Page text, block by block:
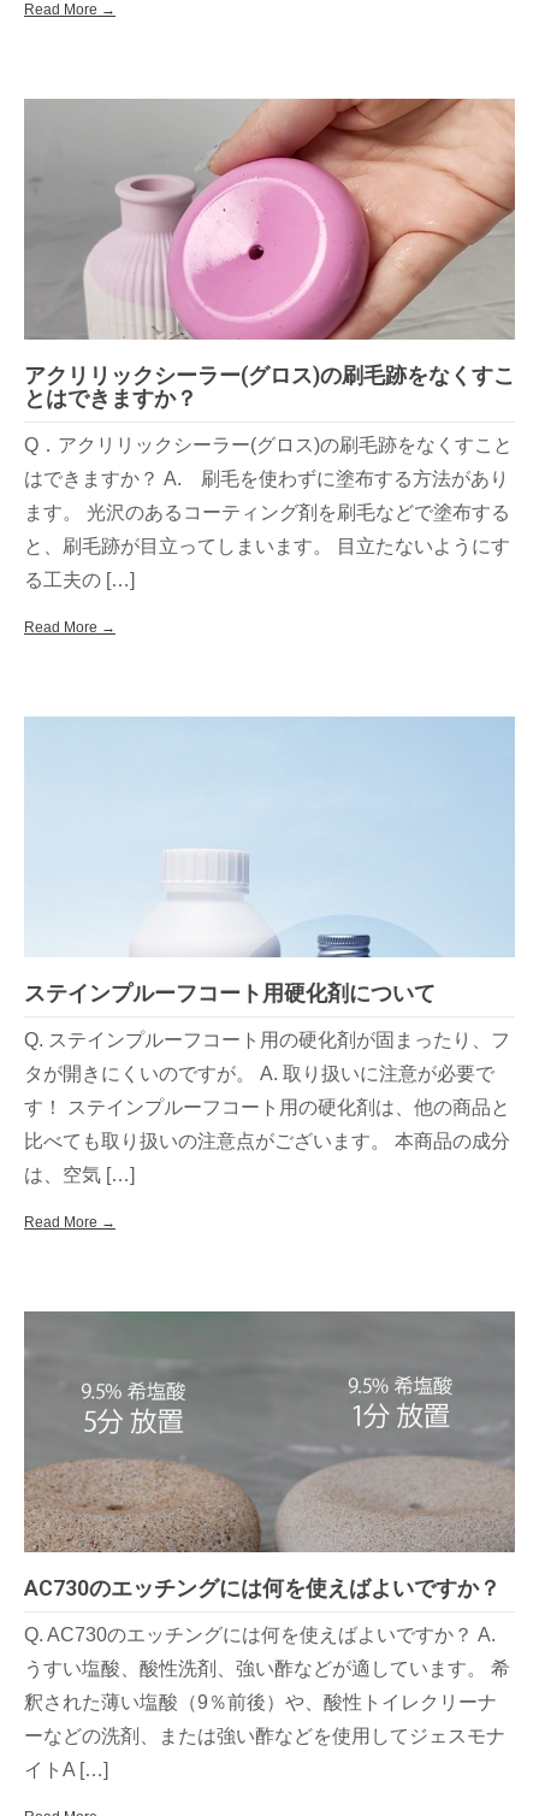
Read More →
アクリリックシーラー(グロス)の刷毛跡をなくすこ
とはできますか？
Q．アクリリックシーラー(グロス)の刷毛跡をなくすこと
はできますか？ A. 刷毛を使わずに塗布する方法があり
ます。 光沢のあるコーティング剤を刷毛などで塗布する
と、刷毛跡が目立ってしまいます。 目立たないようにす
る工夫の […]
Read More →
ステインプルーフコート用硬化剤について
Q. ステインプルーフコート用の硬化剤が固まったり、フ
タが開きにくいのですが。 A. 取り扱いに注意が必要で
す！ ステインプルーフコート用の硬化剤は、他の商品と
比べても取り扱いの注意点がございます。 本商品の成分
は、空気 […]
Read More →
AC730のエッチングには何を使えばよいですか？
Q. AC730のエッチングには何を使えばよいですか？ A.
うすい塩酸、酸性洗剤、強い酢などが適しています。 希
釈された薄い塩酸（9％前後）や、酸性トイレクリーナ
ーなどの洗剤、または強い酢などを使用してジェスモナ
イトA […]